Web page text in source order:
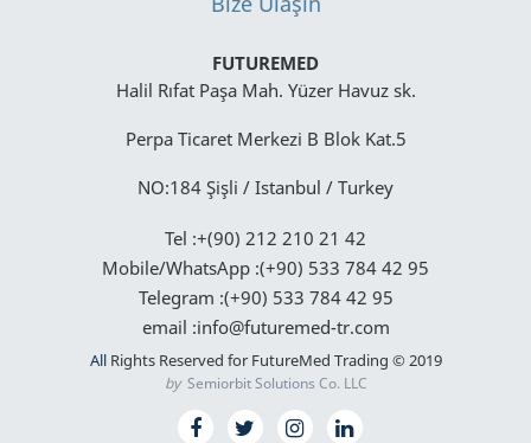
FUTUREMED
Halil Rıfat Paşa Mah. Yüzer Havuz sk.
Perpa Ticaret Merkezi B Blok Kat.5
NO:184 Şişli / Istanbul / Turkey
Tel :+(90) 212 210 21 42
Mobile/WhatsApp :(+90) 533 784 42 95
Telegram :(+90) 533 784 42 95
email :info@futuremed-tr.com
AllRights Reserved for FutureMed Trading © 2019
by Semiorbit Solutions Co. LLC